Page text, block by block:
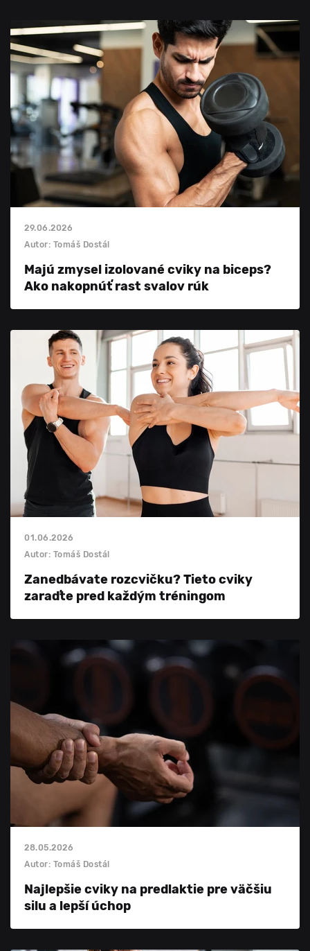
29.06.2026
Autor: Tomáš Dostál
Majú zmysel izolované cviky na biceps?
Ako nakopnúť rast svalov rúk
01.06.2026
Autor: Tomáš Dostál
Zanedbávate rozcvičku? Tieto cviky
zaraďte pred každým tréningom
28.05.2026
Autor: Tomáš Dostál
Najlepšie cviky na predlaktie pre väčšiu
silu a lepší úchop